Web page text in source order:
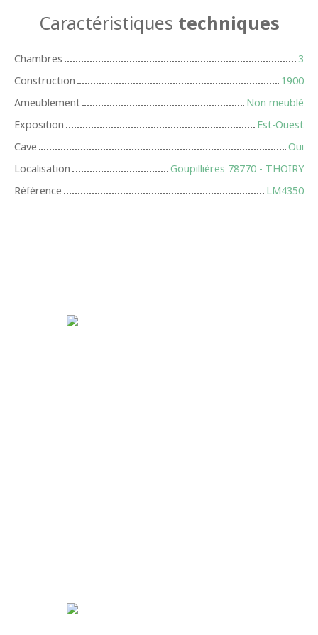
Caractéristiques techniques
Chambres
3
Construction
1900
Ameublement
Non meublé
Exposition
Est-Ouest
Cave
Oui
Localisation
Goupillières 78770 - THOIRY
Référence
LM4350